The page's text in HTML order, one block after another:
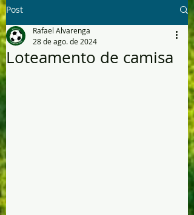
Post
Loteamento de camisa
Rafael Alvarenga
28 de ago. de 2024